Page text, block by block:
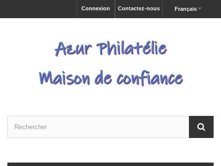
Français
Contactez-nous
Connexion